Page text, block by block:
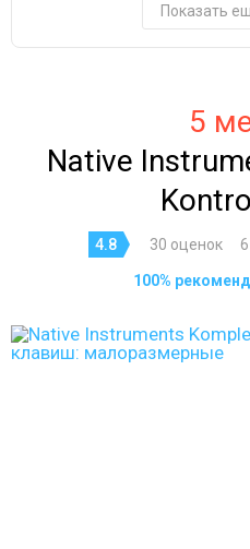
Показать
5
Native
4.8 30 оценок
100%